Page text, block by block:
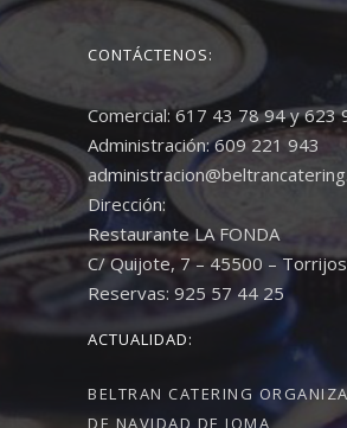
CONTÁCTENOS:
Comercial: 617 43 78 94 y 623
Administración: 609 221 943
Dirección:
Restaurante LA FONDA
C/ Quijote, 7 – 45500 –
Reservas: 925 57 44 25
ACTUALIDAD:
BELTRAN CATERING
DE NAVIDAD DE JOMA